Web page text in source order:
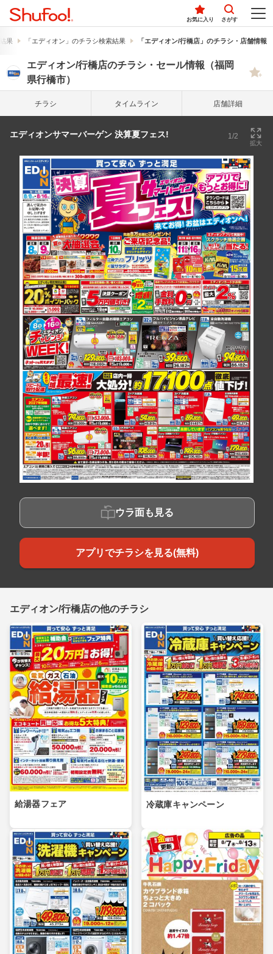
お気に入り さがす
果 「エディオン」のチラシ検索結果 「エディオン/行橋店」のチラシ・店舗情報
エディオン/行橋店のチラシ・セール情報（福岡
県行橋市）
チラシ タイム ライン 店舗詳細
エディオンサマーバーゲン 決算夏フェス! 1/2
拡大
ウラ面も見る
アプリでチラシを見る(無料)
エディオン/行橋店の他のチラシ
給湯器フェア 冷蔵庫キャンペーン